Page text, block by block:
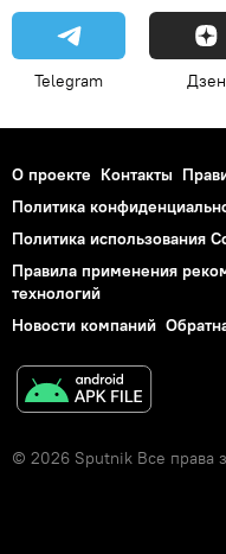
Telegram Дзен
О проекте Контакты
Политика
Политика использования
Правила применения
технологий
Новости компаний
© 2026 Sputnik Все права